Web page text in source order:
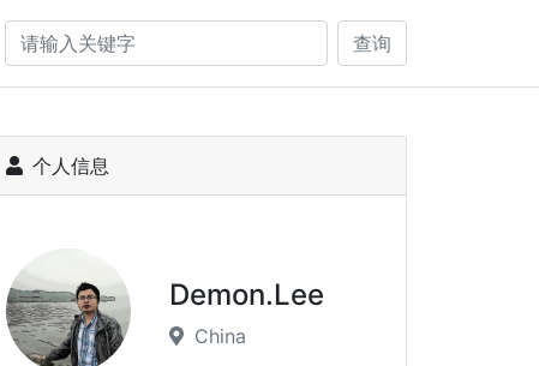
查询
个人信息
Demon.Lee
China